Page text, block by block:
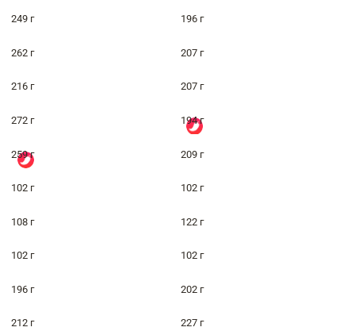
249 г 196 г
262 г 207 г
216 г 207 г
272 г 194 г
259 г 209 г
102 г 102 г
108 г 122 г
102 г 102 г
196 г 202 г
212 г 227 г